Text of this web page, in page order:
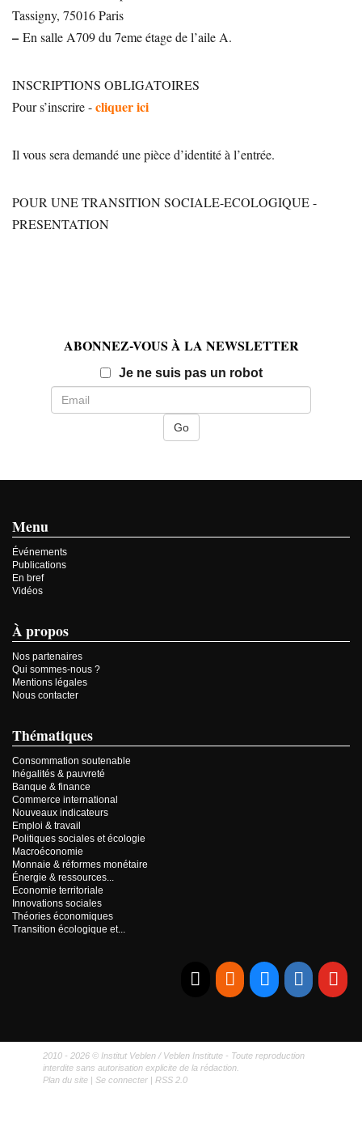
Tassigny, 75016 Paris
– En salle A709 du 7eme étage de l’aile A.
INSCRIPTIONS OBLIGATOIRES
Pour s’inscrire -cliquer ici
Il vous sera demandé une pièce d’identité à l’entrée.
POUR UNE TRANSITION SOCIALE-ECOLOGIQUE -
PRESENTATION
ABONNEZ-VOUS À LA NEWSLETTER
Je ne suis pas un robotEmail
Menu
Événements
Publications
En bref
Vidéos
À propos
Nos partenaires
Qui sommes-nous ?
Mentions légales
Nous contacter
Thématiques
Consommation soutenable
Inégalités & pauvreté
Banque & finance
Commerce international
Nouveaux indicateurs
Emploi & travail
Politiques sociales et écologie
Macroéconomie
Monnaie & réformes monétaire
Énergie & ressources...
Economie territoriale
Innovations sociales
Théories économiques
Transition écologique et...
2010 - 2026 © Institut Veblen / Veblen Institute - Toute reproduction
interdite sans autorisation explicite de la rédaction.
Plan du site |Se connecter RSS 2.0